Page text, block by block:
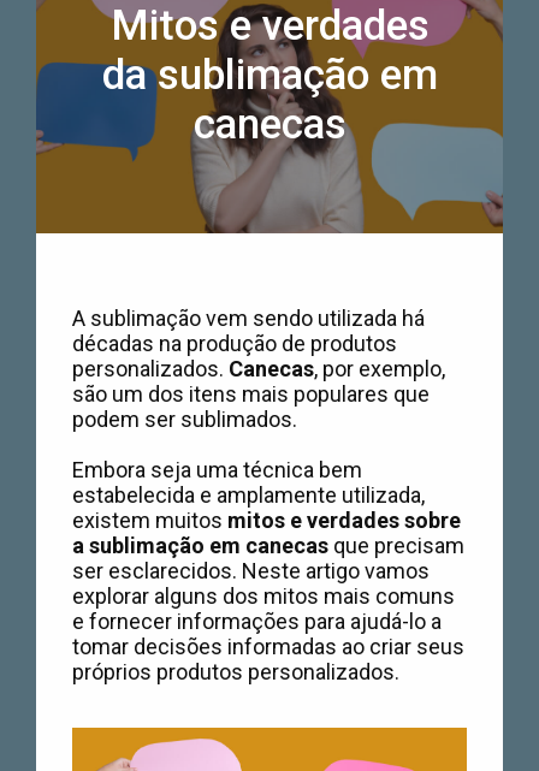
Mitos e verdades
da sublimação em
canecas
A sublimação vem sendo utilizada há
décadas na produção de produtos
personalizados. Canecas, por exemplo,
são um dos itens mais populares que
podem ser sublimados.
Embora seja uma técnica bem
estabelecida e amplamente utilizada,
existem muitos mitos e verdades sobre
a sublimação em canecas que precisam
ser esclarecidos. Neste artigo vamos
explorar alguns dos mitos mais comuns
e fornecer informações para ajudá-lo a
tomar decisões informadas ao criar seus
próprios produtos personalizados.